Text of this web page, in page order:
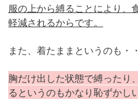
服の上から縛ることにより、
軽減されるからです。
また、着たままというのも・
胸だけ出した状態で縛ったり
るというのもかなり恥ずかし